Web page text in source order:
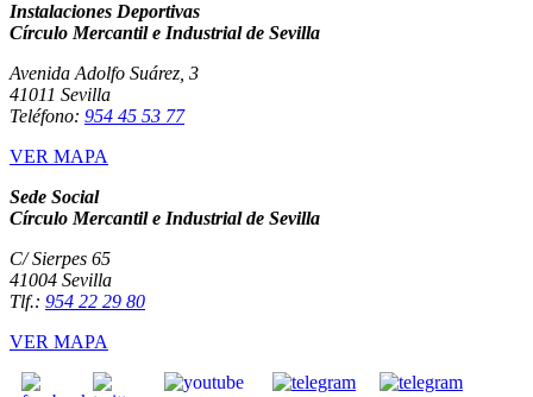
Instalaciones Deportivas
Círculo Mercantil e Industrial de Sevilla
Avenida Adolfo Suárez, 3
41011 Sevilla
Teléfono: 954 45 53 77
VER MAPA
Sede Social
Círculo Mercantil e Industrial de Sevilla
C/ Sierpes 65
41004 Sevilla
Tlf.: 954 22 29 80
VER MAPA